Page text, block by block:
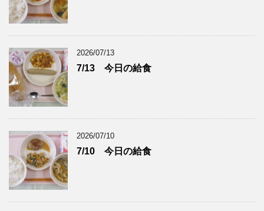
2026/07/13
7/13 今日の給食
2026/07/10
7/10 今日の給食